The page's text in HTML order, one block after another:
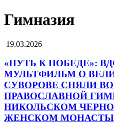
Гимназия
19.03.2026
«ПУТЬ К ПОБЕДЕ»:
МУЛЬТФИЛЬМ О
СУВОРОВЕ СНЯЛИ
ПРАВОСЛАВНОЙ
НИКОЛЬСКОМ
ЖЕНСКОМ